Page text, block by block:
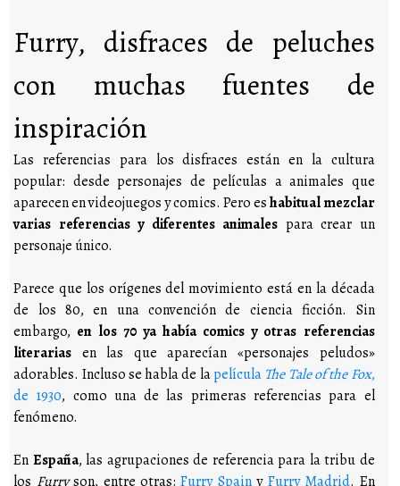
Furry, disfraces de peluches
con muchas fuentes de
inspiración
Las referencias para los disfraces están en la cultura
popular: desde personajes de películas a animales que
aparecen en videojuegos y comics. Pero eshabitual mezclar
varias referencias y diferentes animales para crear un
personaje único.
Parece que los orígenes del movimiento está en la década
de los 80, en una convención de ciencia ficción. Sin
embargo, en los 70 ya había comics y otras referencias
literarias en las que aparecían «personajes peludos»
adorables. Incluso se habla de lapelícula The Tale of the Fox,
de 1930, como una de las primeras referencias para el
fenómeno.
En España, las agrupaciones de referencia para la tribu de
los Furryson, entre otras:Furry Spainy Furry Madrid. En